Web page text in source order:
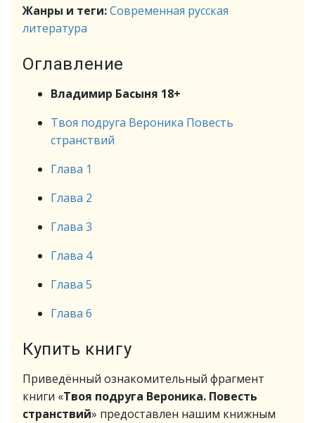
Жанры и теги:Современная русская
литература
Оглавление
Владимир Басыня 18+
Твоя подруга Вероника Повесть
странствий
Глава 1
Глава 2
Глава 3
Глава 4
Глава 5
Глава 6
Купить книгу
Приведённый ознакомительный фрагмент
книги «Твоя подруга Вероника. Повесть
странствий» предоставлен нашим книжным